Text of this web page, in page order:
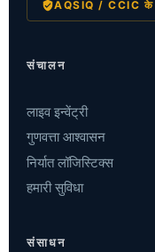
AQSIQ / CCIC के
संचालन
लाइव इन्वेंट्री
गुणवत्ता आश्वासन
निर्यात लॉजिस्टिक्स
हमारी सुविधा
संसाधन